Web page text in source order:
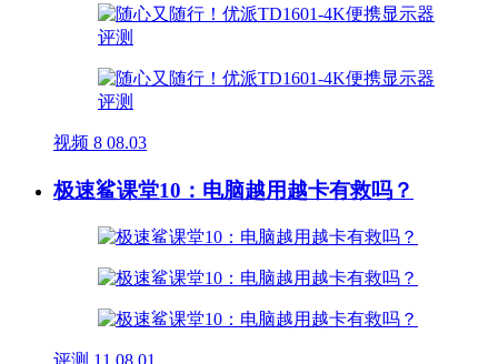
视频 8 08.03
极速鲨课堂10：电脑越用越卡有救吗？
评测 11 08.01